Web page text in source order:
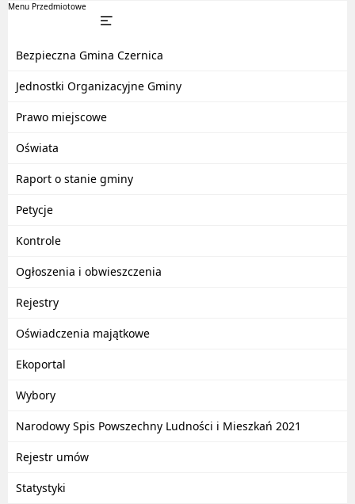
Menu Przedmiotowe
Bezpieczna Gmina Czernica
Jednostki Organizacyjne Gminy
Prawo miejscowe
Oświata
Raport o stanie gminy
Petycje
Kontrole
Ogłoszenia i obwieszczenia
Rejestry
Oświadczenia majątkowe
Ekoportal
Wybory
Narodowy Spis Powszechny Ludności i Mieszkań 2021
Rejestr umów
Statystyki